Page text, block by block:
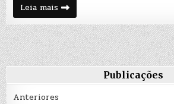
Leia maisEdital
de
Chamamento
Público
nº02/2024
Publicações
Anteriores